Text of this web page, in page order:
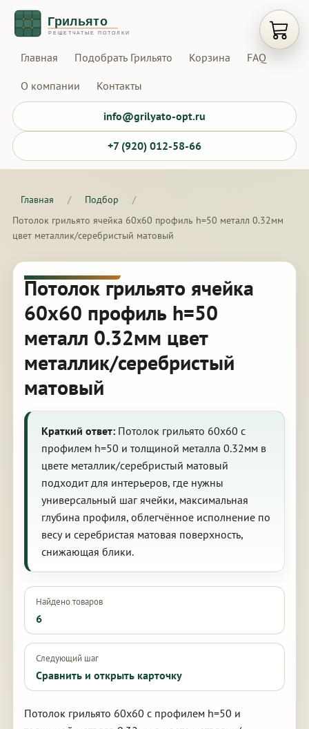
Главная Подобрать Грильято Корзина FAQ
О компании Контакты
info@grilyato-opt.ru
+7 (920) 012-58-66
Главная / Подбор
/
Потолок грильято ячейка 60х60 профиль h=50 металл 0.32мм
цвет металлик/серебристый матовый
Потолок грильято ячейка
60х60 профиль h=50
металл 0.32мм цвет
металлик/серебристый
матовый
Краткий ответ:Потолок грильято 60х60 с
профилем h=50 и толщиной металла 0.32мм в
цвете металлик/серебристый матовый
подходит для интерьеров, где нужны
универсальный шаг ячейки, максимальная
глубина профиля, облегчённое исполнение по
весу и серебристая матовая поверхность,
снижающая блики.
Найдено товаров
6
Следующий шаг
Сравнить и открыть карточку
Потолок грильято 60х60 с профилем h=50 и